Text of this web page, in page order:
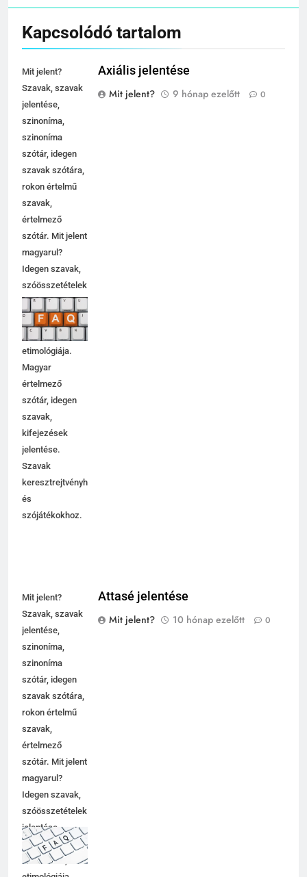
Kapcsolódó tartalom
Mit jelent?
Szavak, szavak
jelentése,
szinoníma,
szinoníma
szótár, idegen
szavak szótára,
rokon értelmű
szavak,
értelmező
szótár. Mit jelent
magyarul?
Idegen szavak,
szóösszetételek
jelentése,
magyarázata,
használata,
etimológiája.
Magyar
értelmező
szótár, idegen
szavak,
kifejezések
jelentése.
Szavak
keresztrejtvényhez
és
szójátékokhoz.
Axiális jelentése
Mit jelent?
9 hónap ezelőtt 0
Mit jelent?
Szavak, szavak
jelentése,
szinoníma,
szinoníma
szótár, idegen
szavak szótára,
rokon értelmű
szavak,
értelmező
szótár. Mit jelent
magyarul?
Idegen szavak,
szóösszetételek
jelentése,
magyarázata,
használata,
Attasé jelentése
Mit jelent?
10 hónap ezelőtt 0